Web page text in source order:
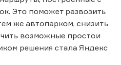
Это поможет развозить
же автопарком, снизить
возможные простои
решения стала Яндекс